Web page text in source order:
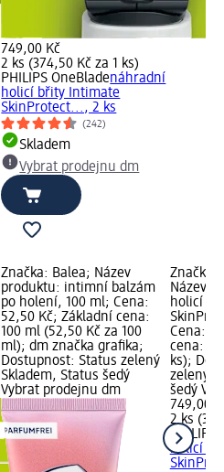
749,00 Kč
2 ks (374,50 Kč za 1 ks)
PHILIPS OneBladenáhradní
holicí břity Intimate
SkinProtect..., 2 ks
(242)
Skladem
Vybrat prodejnu dm
Značka: Balea; Název
produktu: intimní balzám
po holení, 100 ml; Cena:
52,50 Kč; Základní cena:
100 ml (52,50 Kč za 100
ml); dm značka grafika;
Dostupnost: Status zelený
Skladem, Status šedý
Vybrat prodejnu dm
Značka:
Název
holicí
Cena:
cena: 2
ks);
zelený
šedý
749,00
2 ks
holicí